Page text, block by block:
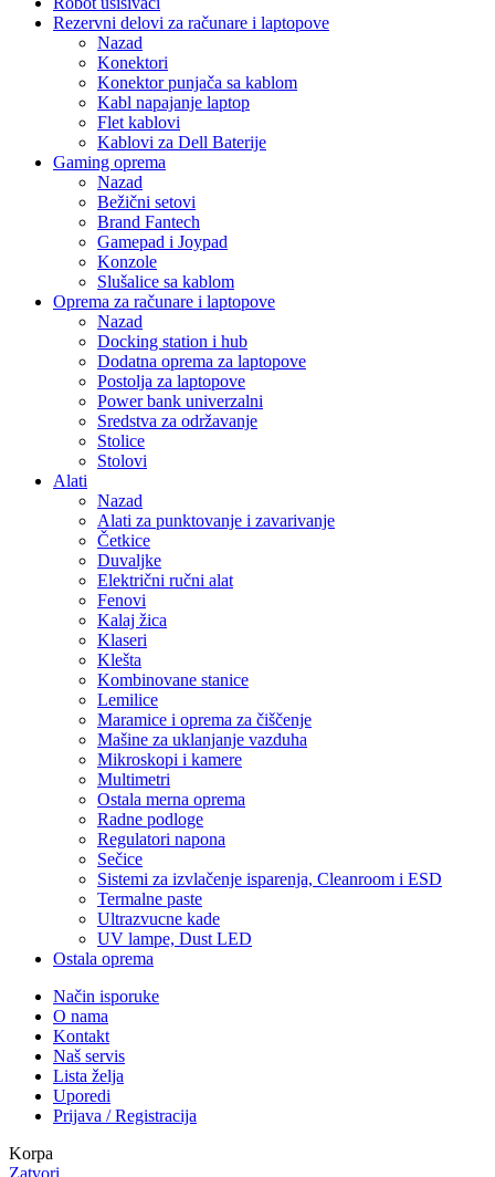
Rezervni delovi za računare i laptopove
Nazad
Konektori
Konektor punjača sa kablom
Kabl napajanje laptop
Flet kablovi
Kablovi za Dell Baterije
Gaming oprema
Nazad
Bežični setovi
Brand Fantech
Gamepad i Joypad
Konzole
Slušalice sa kablom
Oprema za računare i laptopove
Nazad
Docking station i hub
Dodatna oprema za laptopove
Postolja za laptopove
Power bank univerzalni
Sredstva za održavanje
Stolice
Stolovi
Alati
Nazad
Alati za punktovanje i zavarivanje
Četkice
Duvaljke
Električni ručni alat
Fenovi
Kalaj žica
Klaseri
Klešta
Kombinovane stanice
Lemilice
Maramice i oprema za čiščenje
Mašine za uklanjanje vazduha
Mikroskopi i kamere
Multimetri
Ostala merna oprema
Radne podloge
Regulatori napona
Sečice
Sistemi za izvlačenje isparenja, Cleanroom i ESD
Termalne paste
Ultrazvucne kade
UV lampe, Dust LED
Ostala oprema
Način isporuke
O nama
Kontakt
Naš servis
Lista želja
Uporedi
Prijava / Registracija
Korpa
Zatvori